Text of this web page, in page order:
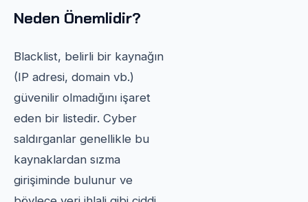
Neden Önemlidir?
Blacklist, belirli bir kaynağın
(IP adresi, domain vb.)
güvenilir olmadığını işaret
eden bir listedir. Cyber
saldırganlar genellikle bu
kaynaklardan sızma
girişiminde bulunur ve